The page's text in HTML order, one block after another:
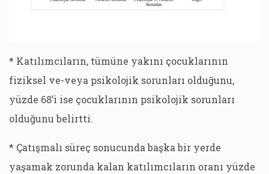
* Katılımcıların, tümüne yakını çocuklarının
fiziksel ve-veya psikolojik sorunları olduğunu,
yüzde 68’i ise çocuklarının psikolojik sorunları
olduğunu belirtti.
* Çatışmalı süreç sonucunda başka bir yerde
yaşamak zorunda kalan katılımcıların oranı yüzde